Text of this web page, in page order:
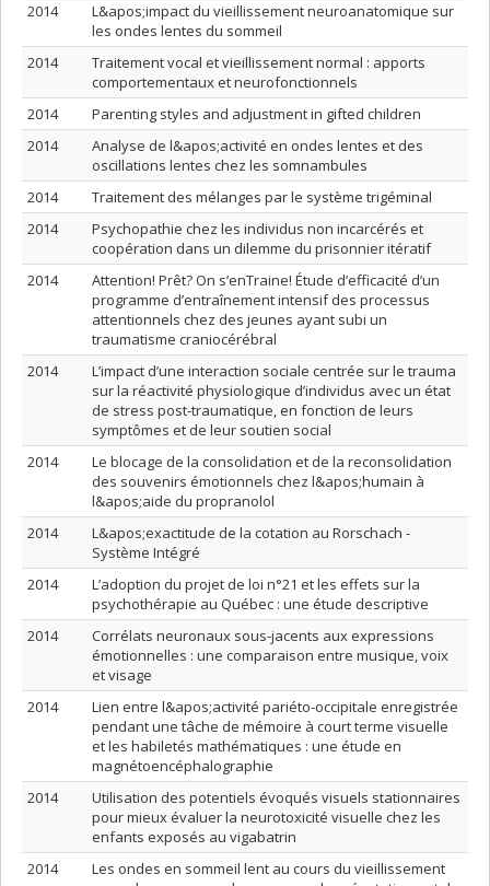
2014
L&apos;impact du vieillissement neuroanatomique sur
les ondes lentes du sommeil
2014
Traitement vocal et vieillissement normal : apports
comportementaux et neurofonctionnels
2014
Parenting styles and adjustment in gifted children
2014
Analyse de l&apos;activité en ondes lentes et des
oscillations lentes chez les somnambules
2014
Traitement des mélanges par le système trigéminal
2014
Psychopathie chez les individus non incarcérés et
coopération dans un dilemme du prisonnier itératif
2014
Attention! Prêt? On s’enTraine! Étude d’efficacité d’un
programme d’entraînement intensif des processus
attentionnels chez des jeunes ayant subi un
traumatisme craniocérébral
2014
L’impact d’une interaction sociale centrée sur le trauma
sur la réactivité physiologique d’individus avec un état
de stress post-traumatique, en fonction de leurs
symptômes et de leur soutien social
2014
Le blocage de la consolidation et de la reconsolidation
des souvenirs émotionnels chez l&apos;humain à
l&apos;aide du propranolol
2014
L&apos;exactitude de la cotation au Rorschach -
Système Intégré
2014
L’adoption du projet de loi n°21 et les effets sur la
psychothérapie au Québec : une étude descriptive
2014
Corrélats neuronaux sous-jacents aux expressions
émotionnelles : une comparaison entre musique, voix
et visage
2014
Lien entre l&apos;activité pariéto-occipitale enregistrée
pendant une tâche de mémoire à court terme visuelle
et les habiletés mathématiques : une étude en
magnétoencéphalographie
2014
Utilisation des potentiels évoqués visuels stationnaires
pour mieux évaluer la neurotoxicité visuelle chez les
enfants exposés au vigabatrin
2014
Les ondes en sommeil lent au cours du vieillissement